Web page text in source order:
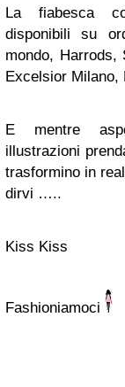
La fiabesca
disponibili su
mondo, Harrods,
Excelsior
E mentre
illustrazioni
trasformino in
dirvi …..
Kiss Kiss
Fashioniamoci